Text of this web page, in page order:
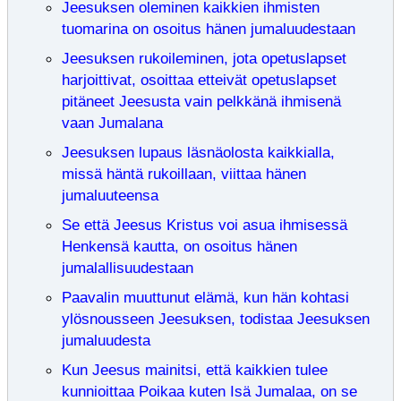
Jeesuksen oleminen kaikkien ihmisten
tuomarina on osoitus hänen jumaluudestaan
Jeesuksen rukoileminen, jota opetuslapset
harjoittivat, osoittaa etteivät opetuslapset
pitäneet Jeesusta vain pelkkänä ihmisenä
vaan Jumalana
Jeesuksen lupaus läsnäolosta kaikkialla,
missä häntä rukoillaan, viittaa hänen
jumaluuteensa
Se että Jeesus Kristus voi asua ihmisessä
Henkensä kautta, on osoitus hänen
jumalallisuudestaan
Paavalin muuttunut elämä, kun hän kohtasi
ylösnousseen Jeesuksen, todistaa Jeesuksen
jumaluudesta
Kun Jeesus mainitsi, että kaikkien tulee
kunnioittaa Poikaa kuten Isä Jumalaa, on se